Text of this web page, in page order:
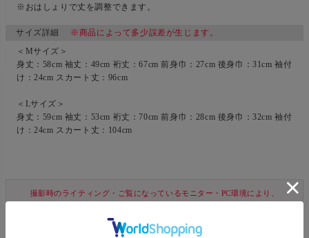
※おはしょりで丈を調整できます。
サイズ詳細 ※商品によって多少誤差が生じます。
＜Mサイズ＞
身丈：58cm 袖丈：49cm 裄丈：67cm 前身巾：27cm 後身巾：31cm 袖付
け：24cm スカート丈：96cm
＜Lサイズ＞
身丈：59cm 袖丈：53cm 裄丈：70cm 前身巾：28cm 後身巾：32cm 袖付
け：24cm スカート丈：104cm
撮影時のライティング・ご覧になっているモニター・PC環境により、
なお、著しい色の相違は御座いません。